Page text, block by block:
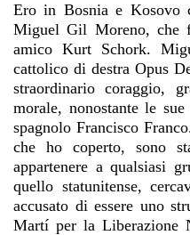
Ero in Bosnia e Kosovo
Miguel Gil Moreno, che
amico Kurt Schork.
cattolico di destra Opus
straordinario coraggio,
morale, nonostante le
spagnolo Francisco
che ho coperto, sono
appartenere a qualsiasi
quello statunitense,
accusato di essere uno
Martí per la Liberazione